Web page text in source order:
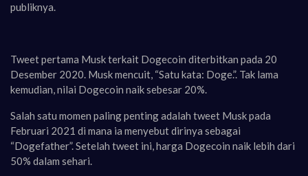
publiknya.
Tweet pertama Musk terkait Dogecoin diterbitkan pada 20
Desember 2020. Musk mencuit, “Satu kata: Doge.”. Tak lama
kemudian, nilai Dogecoin naik sebesar 20%.
Salah satu momen paling penting adalah tweet Musk pada
Februari 2021 di mana ia menyebut dirinya sebagai
“Dogefather”. Setelah tweet ini, harga Dogecoin naik lebih dari
50% dalam sehari.